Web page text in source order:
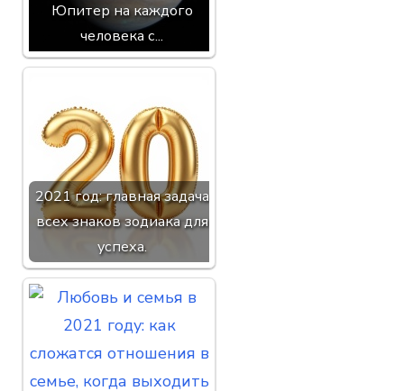
Юпитер на каждого
человека с...
2021 год: главная задача
всех знаков зодиака для
успеха.